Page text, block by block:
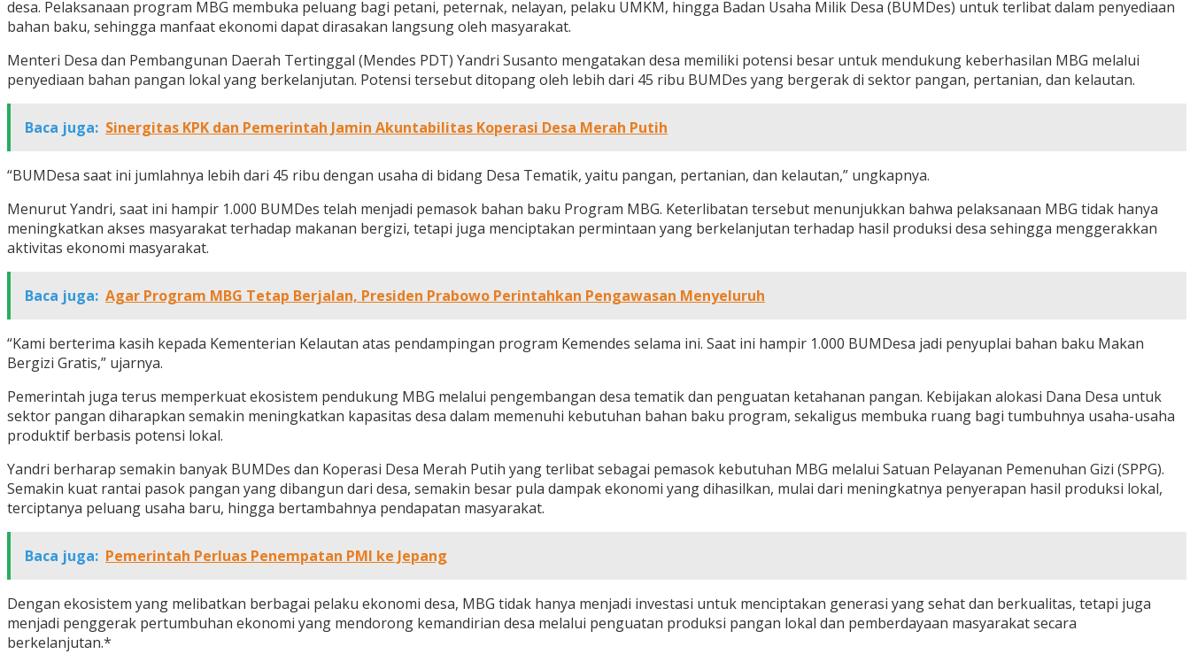
desa. Pelaksanaan program MBG membuka peluang bagi petani, peternak, nelayan, pelaku UMKM, hingga Badan Usaha Milik Desa (BUMDes) untuk terlibat dalam penyediaan
bahan baku, sehingga manfaat ekonomi dapat dirasakan langsung oleh masyarakat.
Menteri Desa dan Pembangunan Daerah Tertinggal (Mendes PDT) Yandri Susanto mengatakan desa memiliki potensi besar untuk mendukung keberhasilan MBG melalui
penyediaan bahan pangan lokal yang berkelanjutan. Potensi tersebut ditopang oleh lebih dari 45 ribu BUMDes yang bergerak di sektor pangan, pertanian, dan kelautan.
Baca juga: Sinergitas KPK dan Pemerintah Jamin Akuntabilitas Koperasi Desa Merah Putih
“BUMDesa saat ini jumlahnya lebih dari 45 ribu dengan usaha di bidang Desa Tematik, yaitu pangan, pertanian, dan kelautan,” ungkapnya.
Menurut Yandri, saat ini hampir 1.000 BUMDes telah menjadi pemasok bahan baku Program MBG. Keterlibatan tersebut menunjukkan bahwa pelaksanaan MBG tidak hanya
meningkatkan akses masyarakat terhadap makanan bergizi, tetapi juga menciptakan permintaan yang berkelanjutan terhadap hasil produksi desa sehingga menggerakkan
aktivitas ekonomi masyarakat.
Baca juga: Agar Program MBG Tetap Berjalan, Presiden Prabowo Perintahkan Pengawasan Menyeluruh
“Kami berterima kasih kepada Kementerian Kelautan atas pendampingan program Kemendes selama ini. Saat ini hampir 1.000 BUMDesa jadi penyuplai bahan baku Makan
Bergizi Gratis,” ujarnya.
Pemerintah juga terus memperkuat ekosistem pendukung MBG melalui pengembangan desa tematik dan penguatan ketahanan pangan. Kebijakan alokasi Dana Desa untuk
sektor pangan diharapkan semakin meningkatkan kapasitas desa dalam memenuhi kebutuhan bahan baku program, sekaligus membuka ruang bagi tumbuhnya usaha-usaha
produktif berbasis potensi lokal.
Yandri berharap semakin banyak BUMDes dan Koperasi Desa Merah Putih yang terlibat sebagai pemasok kebutuhan MBG melalui Satuan Pelayanan Pemenuhan Gizi (SPPG).
Semakin kuat rantai pasok pangan yang dibangun dari desa, semakin besar pula dampak ekonomi yang dihasilkan, mulai dari meningkatnya penyerapan hasil produksi lokal,
terciptanya peluang usaha baru, hingga bertambahnya pendapatan masyarakat.
Baca juga: Pemerintah Perluas Penempatan PMI ke Jepang
Dengan ekosistem yang melibatkan berbagai pelaku ekonomi desa, MBG tidak hanya menjadi investasi untuk menciptakan generasi yang sehat dan berkualitas, tetapi juga
menjadi penggerak pertumbuhan ekonomi yang mendorong kemandirian desa melalui penguatan produksi pangan lokal dan pemberdayaan masyarakat secara
berkelanjutan.*